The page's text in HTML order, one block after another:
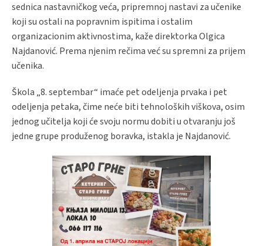
sednica nastavničkog veća, pripremnoj nastavi za učenike
koji su ostali na popravnim ispitima i ostalim
organizacionim aktivnostima, kaže direktorka Olgica
Najdanović. Prema njenim rečima već su spremni za prijem
učenika.
Škola „8. septembar“ imaće pet odeljenja prvaka i pet
odeljenja petaka, čime neće biti tehnoloških viškova, osim
jednog učitelja koji će svoju normu dobiti u otvaranju još
jedne grupe produženog boravka, istakla je Najdanović.